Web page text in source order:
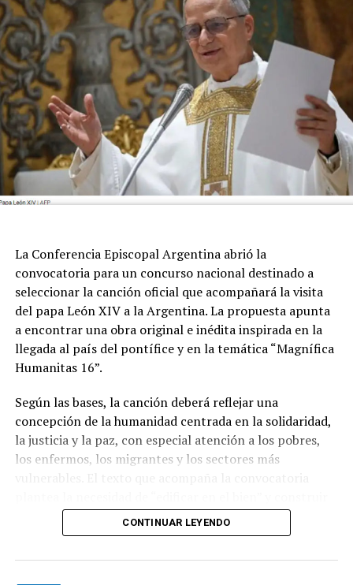
trayectoria, aunque siempre de perfil bajísimo, atravesó
a todo el ambiente de la pelota.
La Conferencia Episcopal Argentina abrió la
convocatoria para un concurso nacional destinado a
seleccionar la canción oficial que acompañará la visita
del papa León XIV a la Argentina. La propuesta apunta
a encontrar una obra original e inédita inspirada en la
llegada al país del pontífice y en la temática “Magnífica
Humanitas 16”.
Según las bases, la canción deberá reflejar una
concepción de la humanidad centrada en la solidaridad,
la justicia y la paz, con especial atención a los pobres,
los enfermos, los migrantes y los sectores más
una sociedad donde el ser humano ocupe un lugar
CONTINUAR LEYENDO